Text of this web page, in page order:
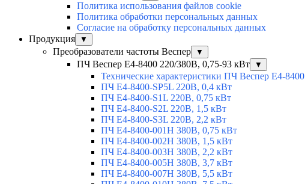
Политика использования файлов cookie
Политика обработки персональных данных
Согласие на обработку персональных данных
Продукция
▼
Преобразователи частоты Веспер ▼
ПЧ Веспер E4-8400 220/380В, 0,75-93 кВт ▼
Технические характеристики ПЧ Веспер E4-8400
ПЧ Е4-8400-SP5L 220В, 0,4 кВт
ПЧ Е4-8400-S1L 220В, 0,75 кВт
ПЧ Е4-8400-S2L 220В, 1,5 кВт
ПЧ Е4-8400-S3L 220В, 2,2 кВт
ПЧ Е4-8400-001H 380В, 0,75 кВт
ПЧ Е4-8400-002H 380В, 1,5 кВт
ПЧ Е4-8400-003H 380В, 2,2 кВт
ПЧ Е4-8400-005H 380В, 3,7 кВт
ПЧ Е4-8400-007H 380В, 5,5 кВт